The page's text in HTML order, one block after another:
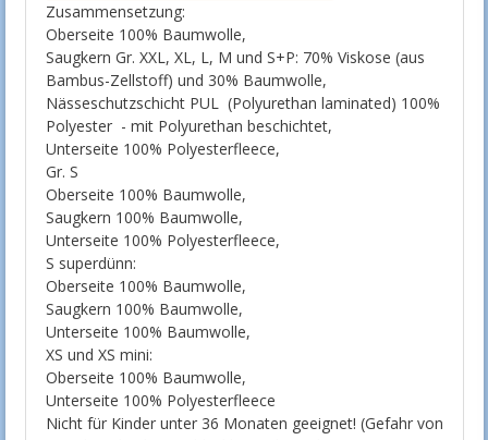
Zusammensetzung:
Oberseite 100% Baumwolle,
Saugkern Gr. XXL, XL, L, M und S+P: 70% Viskose (aus
Bambus-Zellstoff) und 30% Baumwolle,
Nässeschutzschicht PUL (Polyurethan laminated) 100%
Polyester - mit Polyurethan beschichtet,
Unterseite 100% Polyesterfleece,
Gr. S
Oberseite 100% Baumwolle,
Saugkern 100% Baumwolle,
Unterseite 100% Polyesterfleece,
S superdünn:
Oberseite 100% Baumwolle,
Saugkern 100% Baumwolle,
Unterseite 100% Baumwolle,
XS und XS mini:
Oberseite 100% Baumwolle,
Unterseite 100% Polyesterfleece
Nicht für Kinder unter 36 Monaten geeignet! (Gefahr von